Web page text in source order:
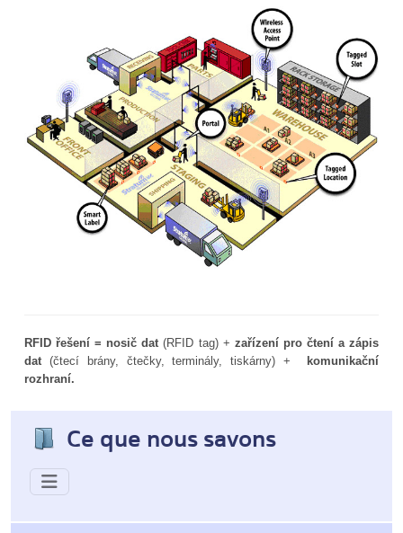
Ce que nous savons
RFID řešení = nosič dat(RFID tag) + zařízení pro čtení a zápis
dat(čtecí brány, čtečky, terminály, tiskárny) +
komunikační
rozhraní.